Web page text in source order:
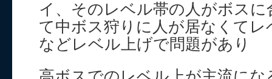
イ、そのレベル帯の人がボス
て中ボス狩りに人が居なくて
などレベル上げで問題があり